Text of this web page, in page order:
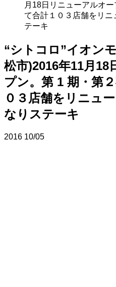
月18日リニューアルオ
て合計１０３店舗をリニ
テーキ
“シトコロ”イオン
松市)2016年11月18
プン。第 1 期・第
０３店舗をリニュ
なりステーキ
2016 10/05